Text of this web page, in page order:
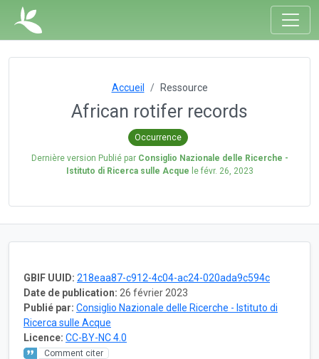
Accueil Ressource
African rotifer records
Occurrence
Dernière version Publié par Consiglio Nazionale delle Ricerche -
Istituto di Ricerca sulle Acque le févr. 26, 2023
GBIF UUID: 218eaa87-c912-4c04-ac24-020ada9c594c
Date de publication: 26 février 2023
Publié par: Consiglio Nazionale delle Ricerche - Istituto di
Ricerca sulle Acque
Licence: CC-BY-NC 4.0
Comment citer